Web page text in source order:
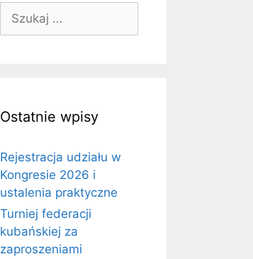
Ostatnie wpisy
Rejestracja udziału w
Kongresie 2026 i
ustalenia praktyczne
Turniej federacji
kubańskiej za
zaproszeniami